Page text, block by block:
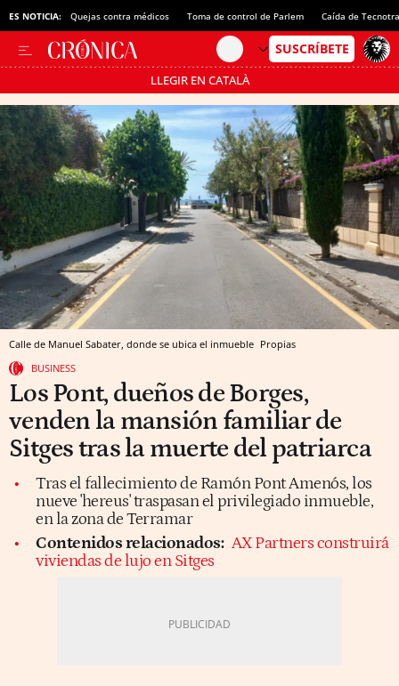
ES NOTICIA: Quejas contra médicos Toma de control de Parlem Caída de
LLEGIR EN CATALÀ
Pásate al MODO AHORRO
Calle de Manuel Sabater, donde se ubica el inmueble Propias
BUSINESS
Los Pont, dueños de Borges,
venden la mansión familiar de
Sitges tras la muerte del patriarca
Tras el fallecimiento de Ramón Pont Amenós, los
nueve 'hereus' traspasan el privilegiado inmueble,
en la zona de Terramar
Contenidos relacionados: AX Partners construirá
viviendas de lujo en Sitges